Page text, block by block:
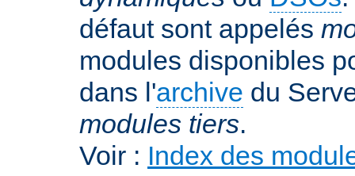
défaut sont appelés
modules disponibles
dans l'archive du
modules tiers.
Voir : Index des